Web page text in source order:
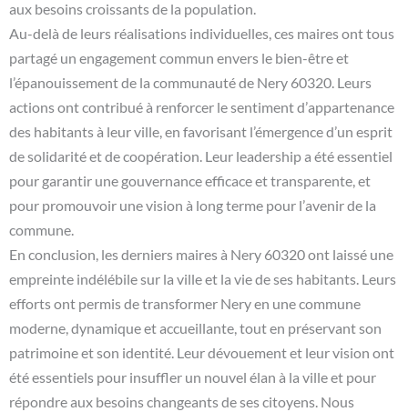
aux besoins croissants de la population.
Au-delà de leurs réalisations individuelles, ces maires ont tous
partagé un engagement commun envers le bien-être et
l’épanouissement de la communauté de Nery 60320. Leurs
actions ont contribué à renforcer le sentiment d’appartenance
des habitants à leur ville, en favorisant l’émergence d’un esprit
de solidarité et de coopération. Leur leadership a été essentiel
pour garantir une gouvernance efficace et transparente, et
pour promouvoir une vision à long terme pour l’avenir de la
commune.
En conclusion, les derniers maires à Nery 60320 ont laissé une
empreinte indélébile sur la ville et la vie de ses habitants. Leurs
efforts ont permis de transformer Nery en une commune
moderne, dynamique et accueillante, tout en préservant son
patrimoine et son identité. Leur dévouement et leur vision ont
été essentiels pour insuffler un nouvel élan à la ville et pour
répondre aux besoins changeants de ses citoyens. Nous